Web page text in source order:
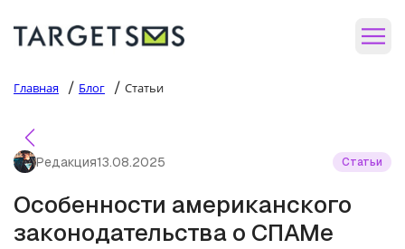
Главная / Блог / Статьи
Редакция13.08.2025 Статьи
Особенности американского
законодательства о СПАМе